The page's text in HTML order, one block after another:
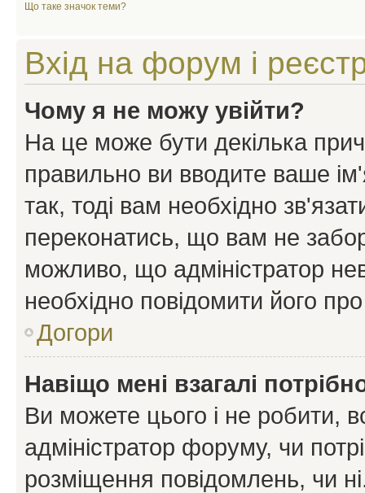
Що таке значок теми?
Вхід на форум і
Чому я не можу увійти?
На це може бути декілька
правильно ви вводите ваше
так, тоді вам необхідно
переконатись, що вам не
можливо, що адміністратор
необхідно повідомити його
Догори
Навіщо мені взагалі
Ви можете цього і не робити,
адміністратор форуму, чи
розміщення повідомлень, чи